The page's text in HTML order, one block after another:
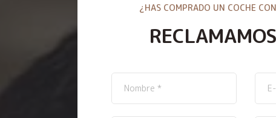
¿HAS COMPRADO UN COCHE
RECLAMAMOS